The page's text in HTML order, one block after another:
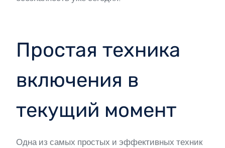
Простая техника
включения в
текущий момент
Одна из самых простых и эффективных техник